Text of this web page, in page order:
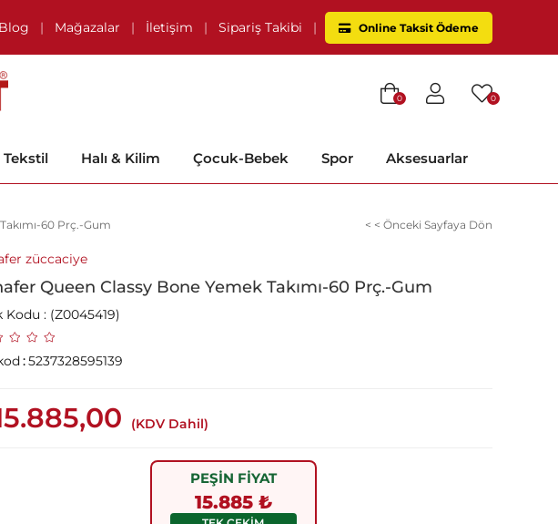
Blog | Mağazalar | İletişim | Sipariş Takibi | Online Taksit Ödeme
0
0
Tekstil Halı & Kilim Çocuk-Bebek Spor Aksesuarlar
60 Prç.-Gum < < Önceki Sayfaya Dön
züccaciye
Queen Classy Bone Yemek Takımı-60 Prç.-Gum
Kodu (Z0045419)
:5237328595139
(KDV Dahil)
PEŞİN FİYAT
15.885 ₺